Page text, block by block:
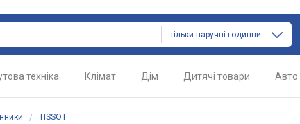
тільки наручні годинники
техніка Клімат Дім Дитячі товари Авто
/ TISSOT